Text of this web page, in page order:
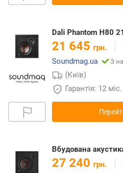
Dali Phantom H80
21 645 грн.
Soundmag.ua
З
(Київ)
Гарантія: 12 міс.
Вбудована
27 240 грн.